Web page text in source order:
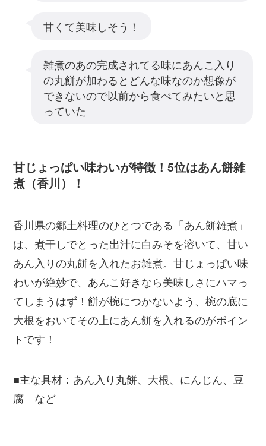
甘くて美味しそう！
雑煮のあの完成されてる味にあんこ入り
の丸餅が加わるとどんな味なのか想像が
できないので以前から食べてみたいと思
っていた
甘じょっぱい味わいが特徴！5位はあん餅雑
煮（香川）！
香川県の郷土料理のひとつである「あん餅雑煮」
は、煮干しでとった出汁に白みそを溶いて、甘い
あん入りの丸餅を入れたお雑煮。甘じょっぱい味
わいが絶妙で、あんこ好きなら美味しさにハマっ
てしまうはず！餅が椀につかないよう、椀の底に
大根をおいてその上にあん餅を入れるのがポイン
トです！
■主な具材：あん入り丸餅、大根、にんじん、豆
腐 など